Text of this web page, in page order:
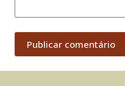
Publicar comentário